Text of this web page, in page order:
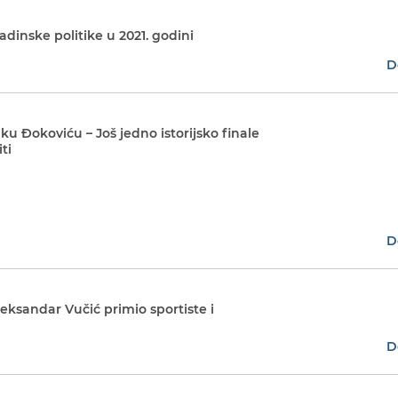
politike u 2021. godini
Đokoviću – Još jedno istorijsko finale
Vučić primio sportiste i